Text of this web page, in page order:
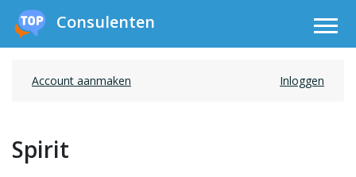
Consulenten
Account aanmaken Inloggen
Spirit